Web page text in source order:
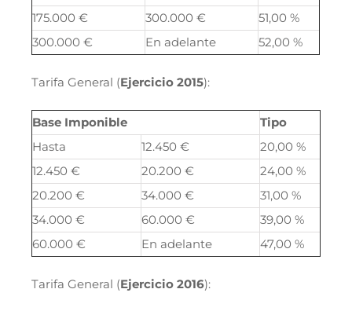
175.000 €
300.000 €
51,00 %
300.000 €
En adelante 52,00 %
Tarifa General (Ejercicio 2015):
Base Imponible
Tipo
Hasta
12.450 €
20,00 %
12.450 €
20.200 €
24,00 %
20.200 €
34.000 €
31,00 %
34.000 €
60.000 €
39,00 %
60.000 €
En adelante 47,00 %
Tarifa General (Ejercicio 2016):